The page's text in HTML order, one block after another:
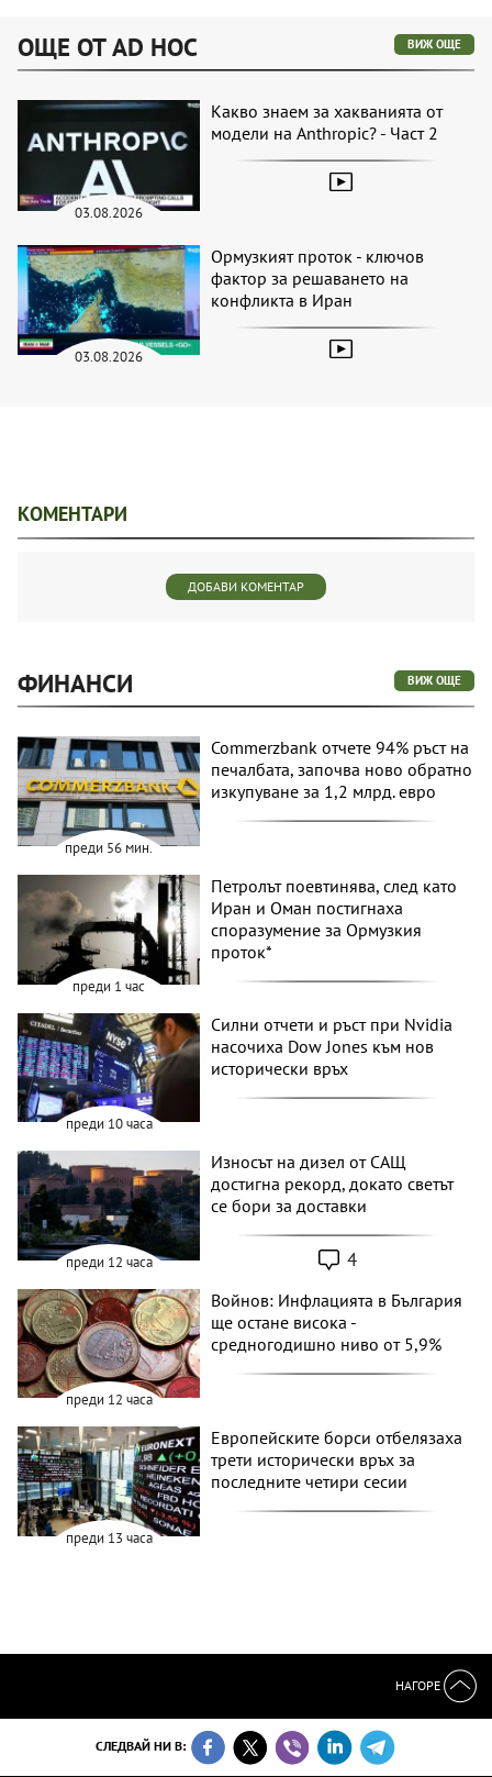
ОЩЕ ОТ AD HOC ВИЖ ОЩЕ
03.08.2026
Какво знаем за хакванията от
модели на Anthropic? - Част 2
03.08.2026
Ормузкият проток - ключов
фактор за решаването на
конфликта в Иран
КОМЕНТАРИ
ДОБАВИ КОМЕНТАР
ФИНАНСИ ВИЖ ОЩЕ
преди 56 мин.
Commerzbank отчете 94% ръст на
печалбата, започва ново обратно
изкупуване за 1,2 млрд. евро
преди 1 час
Петролът поевтинява, след като
Иран и Оман постигнаха
споразумение за Ормузкия
проток*
преди 10 часа
Силни отчети и ръст при Nvidia
насочиха Dow Jones към нов
исторически връх
преди 12 часа
Износът на дизел от САЩ
достигна рекорд, докато светът
се бори за доставки
4
преди 12 часа
Войнов: Инфлацията в България
ще остане висока -
средногодишно ниво от 5,9%
преди 13 часа
Европейските борси отбелязаха
трети исторически връх за
последните четири сесии
НАГОРЕ
СЛЕДВАЙ НИ В: